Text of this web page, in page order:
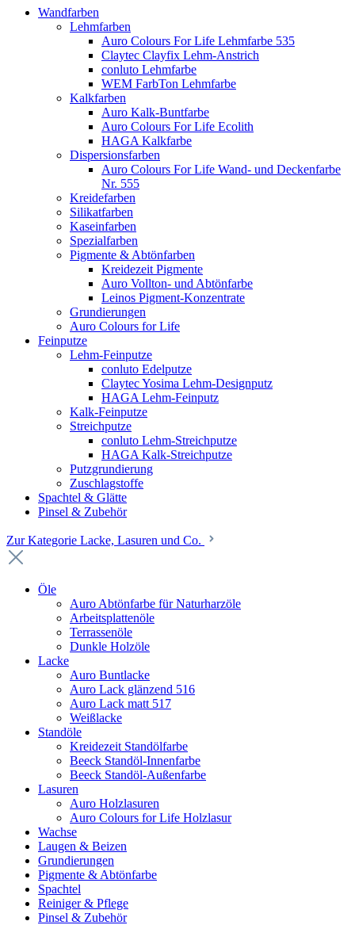
Wandfarben
Lehmfarben
Auro Colours For Life Lehmfarbe 535
Claytec Clayfix Lehm-Anstrich
conluto Lehmfarbe
WEM FarbTon Lehmfarbe
Kalkfarben
Auro Kalk-Buntfarbe
Auro Colours For Life Ecolith
HAGA Kalkfarbe
Dispersionsfarben
Auro Colours For Life Wand- und Deckenfarbe
Nr. 555
Kreidefarben
Silikatfarben
Kaseinfarben
Spezialfarben
Pigmente & Abtönfarben
Kreidezeit Pigmente
Auro Vollton- und Abtönfarbe
Leinos Pigment-Konzentrate
Grundierungen
Auro Colours for Life
Feinputze
Lehm-Feinputze
conluto Edelputze
Claytec Yosima Lehm-Designputz
HAGA Lehm-Feinputz
Kalk-Feinputze
Streichputze
conluto Lehm-Streichputze
HAGA Kalk-Streichputze
Putzgrundierung
Zuschlagstoffe
Spachtel & Glätte
Pinsel & Zubehör
Zur Kategorie Lacke, Lasuren und Co.
Öle
Auro Abtönfarbe für Naturharzöle
Arbeitsplattenöle
Terrassenöle
Dunkle Holzöle
Lacke
Auro Buntlacke
Auro Lack glänzend 516
Auro Lack matt 517
Weißlacke
Standöle
Kreidezeit Standölfarbe
Beeck Standöl-Innenfarbe
Beeck Standöl-Außenfarbe
Lasuren
Auro Holzlasuren
Auro Colours for Life Holzlasur
Wachse
Laugen & Beizen
Grundierungen
Pigmente & Abtönfarbe
Spachtel
Reiniger & Pflege
Pinsel & Zubehör